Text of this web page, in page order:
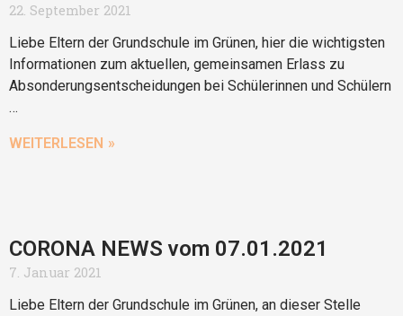
22. September 2021
Liebe Eltern der Grundschule im Grünen, hier die wichtigsten
Informationen zum aktuellen, gemeinsamen Erlass zu
Absonderungsentscheidungen bei Schülerinnen und Schülern
…
WEITERLESEN »
CORONA NEWS vom 07.01.2021
7. Januar 2021
Liebe Eltern der Grundschule im Grünen, an dieser Stelle